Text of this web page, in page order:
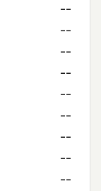
--
--
--
--
--
--
--
--
--